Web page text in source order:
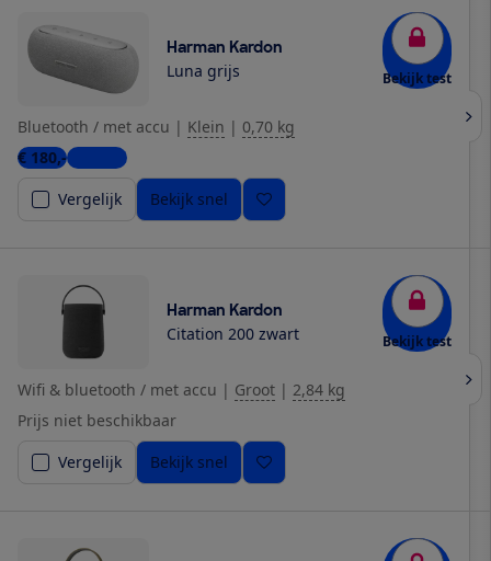
Harman Kardon
Luna grijs Bekijk test
Bluetooth / met accu | Klein | 0,70 kg
€ 180,-1 winkel
Vergelijk
Bekijk snel
Harman Kardon
Citation 200 zwart Bekijk test
Wifi & bluetooth / met accu | Groot | 2,84 kg
Prijs niet beschikbaar
Vergelijk
Bekijk snel